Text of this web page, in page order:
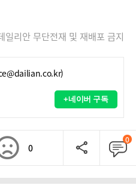
리안 무단전재 및 재배포 금지
+네이버 구독
0
0